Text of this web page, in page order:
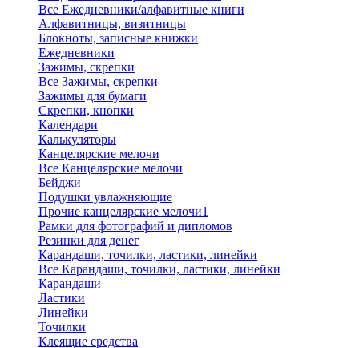
Все Ежедневники/алфавитные книги
Алфавитницы, визитницы
Блокноты, записные книжки
Ежедневники
Зажимы, скрепки
Все Зажимы, скрепки
Зажимы для бумаги
Скрепки, кнопки
Календари
Калькуляторы
Канцелярские мелочи
Все Канцелярские мелочи
Бейджи
Подушки увлажняющие
Прочие канцелярские мелочи1
Рамки для фотографий и дипломов
Резинки для денег
Карандаши, точилки, ластики, линейки
Все Карандаши, точилки, ластики, линейки
Карандаши
Ластики
Линейки
Точилки
Клеящие средства